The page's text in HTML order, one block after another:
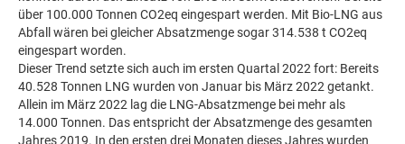
über 100.000 Tonnen CO2eq eingespart werden. Mit Bio-LNG aus
Abfall wären bei gleicher Absatzmenge sogar 314.538 t CO2eq
eingespart worden.
Dieser Trend setzte sich auch im ersten Quartal 2022 fort: Bereits
40.528 Tonnen LNG wurden von Januar bis März 2022 getankt.
Allein im März 2022 lag die LNG-Absatzmenge bei mehr als
14.000 Tonnen. Das entspricht der Absatzmenge des gesamten
Jahres 2019. In den ersten drei Monaten dieses Jahres wurden